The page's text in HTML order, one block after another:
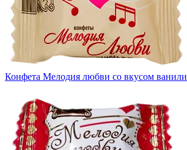
Конфета Мелодия любви со вкусом ванили